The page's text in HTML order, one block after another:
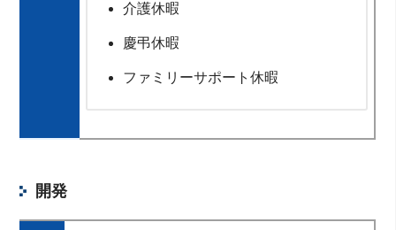
介護休暇
慶弔休暇
ファミリーサポート休暇
開発